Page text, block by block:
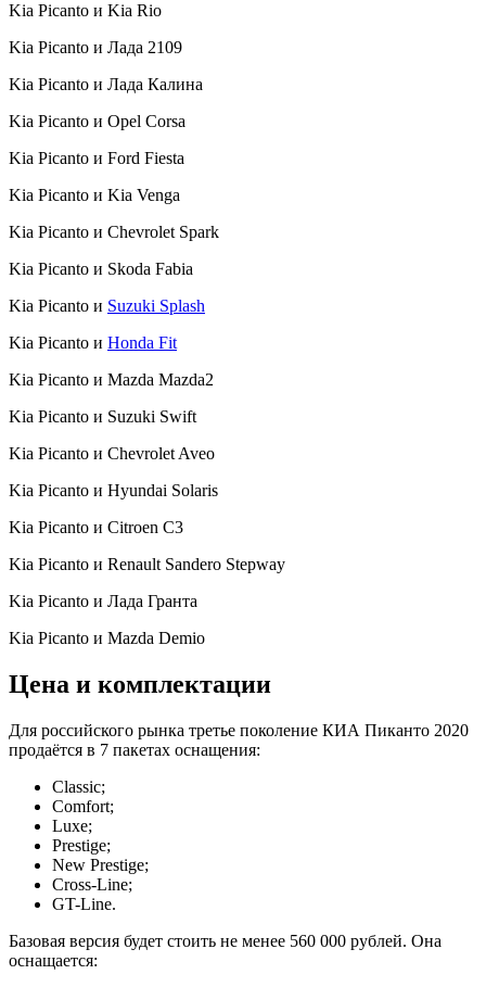
Kia Picanto и Kia Rio
Kia Picanto и Лада 2109
Kia Picanto и Лада Калина
Kia Picanto и Opel Corsa
Kia Picanto и Ford Fiesta
Kia Picanto и Kia Venga
Kia Picanto и Chevrolet Spark
Kia Picanto и Skoda Fabia
Kia Picanto и Suzuki Splash
Kia Picanto и Honda Fit
Kia Picanto и Mazda Mazda2
Kia Picanto и Suzuki Swift
Kia Picanto и Chevrolet Aveo
Kia Picanto и Hyundai Solaris
Kia Picanto и Citroen C3
Kia Picanto и Renault Sandero Stepway
Kia Picanto и Лада Гранта
Kia Picanto и Mazda Demio
Цена и комплектации
Для российского рынка третье поколение КИА Пиканто 2020
продаётся в 7 пакетах оснащения:
Classic;
Comfort;
Luxe;
Prestige;
New Prestige;
Cross-Line;
GT-Line.
Базовая версия будет стоить не менее 560 000 рублей. Она
оснащается: